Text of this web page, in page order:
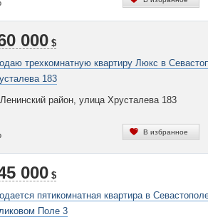
000 $
трехкомнатную квартиру Люкс в
183
район, улица Хрусталева 183
В избранное
000 $
пятикомнатная квартира в
Поле 3